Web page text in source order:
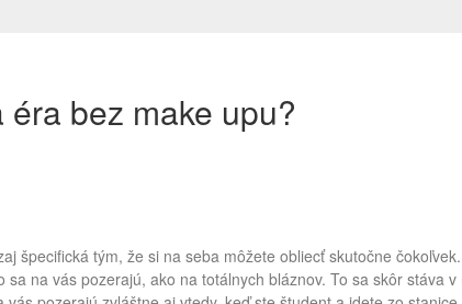
éra bez make upu?
špecifická tým, že si na seba môžete obliecť skutočne
sa na vás pozerajú, ako na totálnych bláznov. To sa skôr stáva